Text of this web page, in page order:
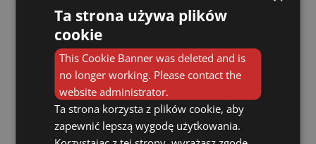
Jakie poduszki pomagają?
Poduszki anatomiczne
(ortopedyczne)– mają specjalny
kształt dopasowujący się do
krzywizny szyi i karku. Utrzymują
głowę w pozycji, która nie uciska
Ta strona używa plików
cookie
This Cookie Banner was deleted and is
no longer working. Please contact the
website administrator.
Ta strona korzysta z plików cookie, aby
zapewnić lepszą wygodę użytkowania.